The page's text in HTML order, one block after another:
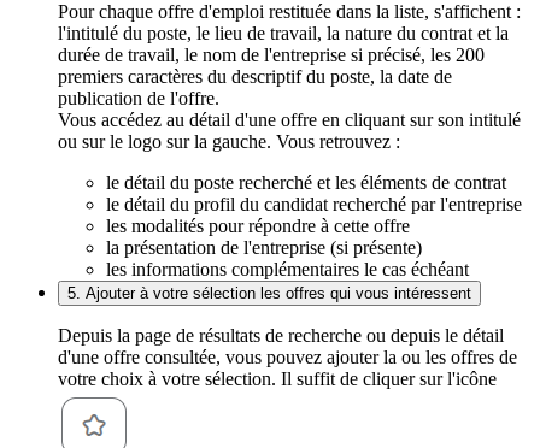
Pour chaque offre d'emploi restituée dans la liste, s'affichent :
l'intitulé du poste, le lieu de travail, la nature du contrat et la
durée de travail, le nom de l'entreprise si précisé, les 200
premiers caractères du descriptif du poste, la date de
publication de l'offre.
Vous accédez au détail d'une offre en cliquant sur son intitulé
ou sur le logo sur la gauche. Vous retrouvez :
le détail du poste recherché et les éléments de contrat
le détail du profil du candidat recherché par l'entreprise
les modalités pour répondre à cette offre
la présentation de l'entreprise (si présente)
les informations complémentaires le cas échéant
5. Ajouter à votre sélection les offres qui vous intéressent
Depuis la page de résultats de recherche ou depuis le détail
d'une offre consultée, vous pouvez ajouter la ou les offres de
votre choix à votre sélection. Il suffit de cliquer sur l'icône